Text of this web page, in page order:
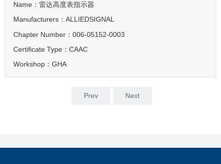
Name：雷达高度表指示器
Manufacturers：ALLIEDSIGNAL
Chapter Number：006-05152-0003
Certificate Type：CAAC
Workshop：GHA
Prev Next